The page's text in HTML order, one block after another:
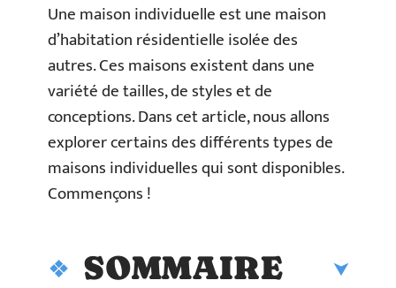
Une maison individuelle est une maison
d’habitation résidentielle isolée des
autres. Ces maisons existent dans une
variété de tailles, de styles et de
conceptions. Dans cet article, nous allons
explorer certains des différents types de
maisons individuelles qui sont disponibles.
Commençons !
SOMMAIRE